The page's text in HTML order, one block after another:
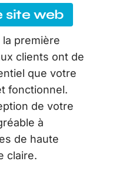
site web
première
clients ont de
que votre
fonctionnel.
de votre
à
de haute
claire.